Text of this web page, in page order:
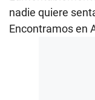
nadie quiere
Encontramos en